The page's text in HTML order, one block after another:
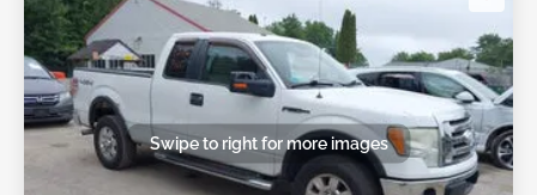
Swipe to right for more images